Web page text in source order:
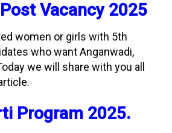
Vacancy 2025
women or girls with 5th
who want Anganwadi,
we will share with you all
Program 2025.